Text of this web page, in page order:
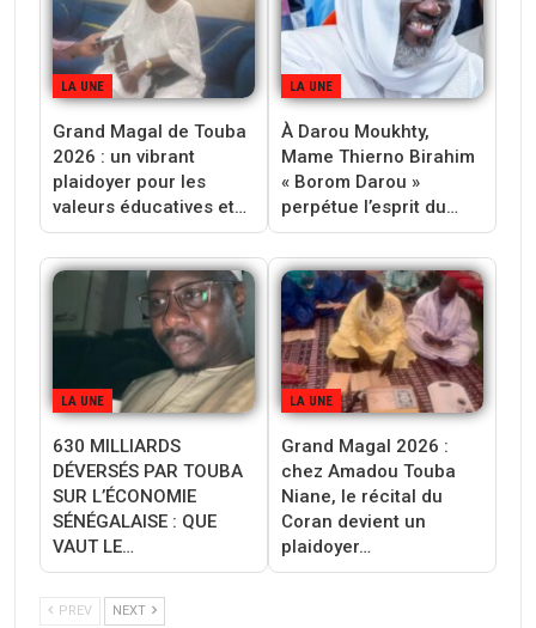
LA UNE
Grand Magal de Touba
2026 : un vibrant
plaidoyer pour les
valeurs éducatives et…
LA UNE
À Darou Moukhty,
Mame Thierno Birahim
« Borom Darou »
perpétue l’esprit du…
LA UNE
630 MILLIARDS
DÉVERSÉS PAR TOUBA
SUR L’ÉCONOMIE
SÉNÉGALAISE : QUE
VAUT LE…
LA UNE
Grand Magal 2026 :
chez Amadou Touba
Niane, le récital du
Coran devient un
plaidoyer…
PREV NEXT